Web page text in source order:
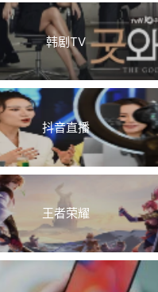
韩剧TV
抖音直播
王者荣耀